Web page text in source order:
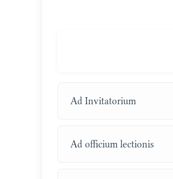
Ad Invitatorium
Ad officium lectionis